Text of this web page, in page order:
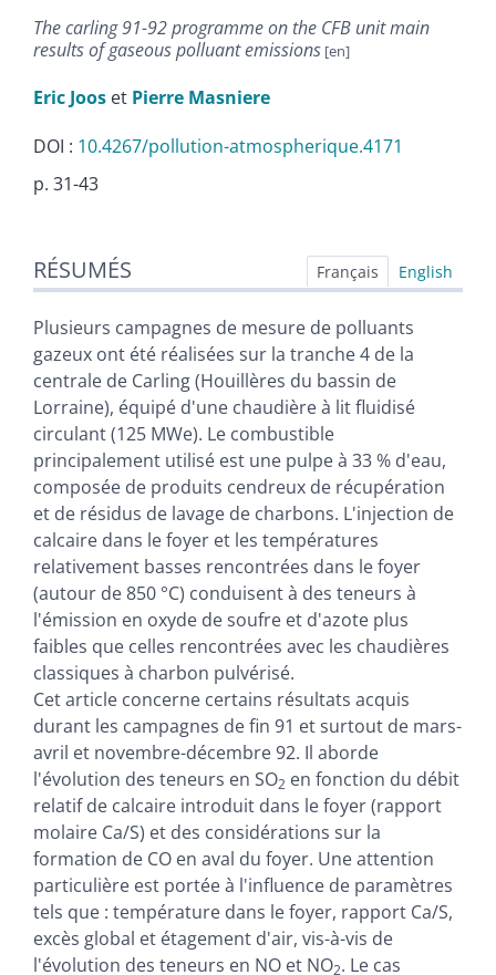
The carling 91-92 programme on the CFB unit main
results of gaseous polluant emissions
Eric Joos et Pierre Masniere
DOI : 10.4267/pollution-atmospherique.4171
p. 31-43
Texte
Citer cet article
Auteurs
RÉSUMÉS Français English
Plusieurs campagnes de mesure de polluants
gazeux ont été réalisées sur la tranche 4 de la
centrale de Carling (Houillères du bassin de
Lorraine), équipé d'une chaudière à lit fluidisé
circulant (125 MWe). Le combustible
principalement utilisé est une pulpe à 33 % d'eau,
composée de produits cendreux de récupération
et de résidus de lavage de charbons. L'injection de
calcaire dans le foyer et les températures
relativement basses rencontrées dans le foyer
(autour de 850 °C) conduisent à des teneurs à
l'émission en oxyde de soufre et d'azote plus
faibles que celles rencontrées avec les chaudières
classiques à charbon pulvérisé.
Cet article concerne certains résultats acquis
durant les campagnes de fin 91 et surtout de mars-
avril et novembre-décembre 92. Il aborde
l'évolution des teneurs en SO2 en fonction du débit
relatif de calcaire introduit dans le foyer (rapport
molaire Ca/S) et des considérations sur la
formation de CO en aval du foyer. Une attention
particulière est portée à l'influence de paramètres
tels que : température dans le foyer, rapport Ca/S,
excès global et étagement d'air, vis-à-vis de
l'évolution des teneurs en NO et NO2. Le cas